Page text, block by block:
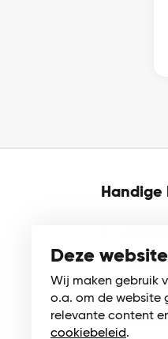
Deze
Wij maken gebruik
o.a. om de website
relevante content
cookiebeleid.
Handige